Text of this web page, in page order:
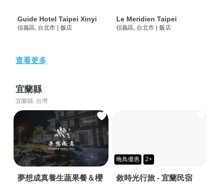
Guide Hotel Taipei Xinyi
信義區, 台北市 | 飯店
Le Meridien Taipei
信義區, 台北市 | 飯店
查看更多
宜蘭縣
宜蘭縣, 台灣
夢想成真養生蔬果餐＆櫻
晚鳥優惠 2+
敘時光行旅 - 宜蘭民宿